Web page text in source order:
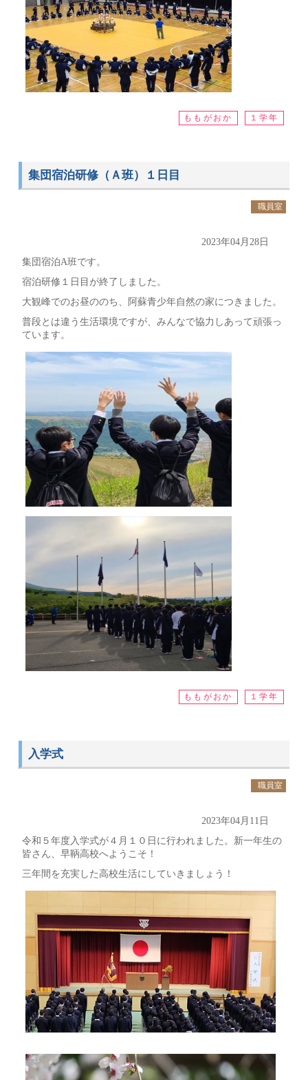
ももがおか １学年
集団宿泊研修（Ａ班）１日目
職員室
2023年04月28日
集団宿泊A班です。
宿泊研修１日目が終了しました。
大観峰でのお昼ののち、阿蘇青少年自然の家につきました。
普段とは違う生活環境ですが、みんなで協力しあって頑張っ
ています。
ももがおか １学年
入学式
職員室
2023年04月11日
令和５年度入学式が４月１０日に行われました。新一年生の
皆さん、早鞆高校へようこそ！
三年間を充実した高校生活にしていきましょう！